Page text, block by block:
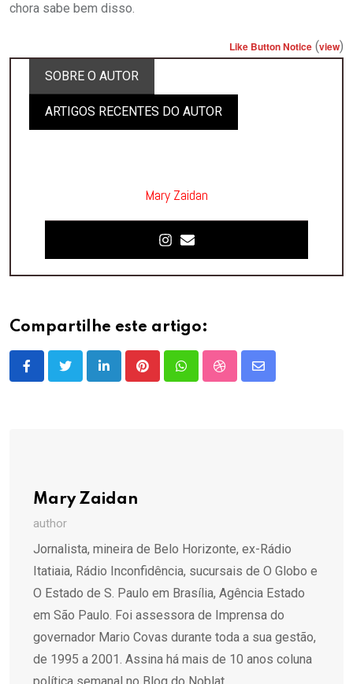
chora sabe bem disso.
Like Button Notice (view)
SOBRE O AUTOR
ARTIGOS RECENTES DO AUTOR
Mary Zaidan
Compartilhe este artigo:
LinkedInPinterestWhatsappStumbleUpon
Share
Mary Zaidan
author
Jornalista, mineira de Belo Horizonte, ex-Rádio
Itatiaia, Rádio Inconfidência, sucursais de O Globo e
O Estado de S. Paulo em Brasília, Agência Estado
em São Paulo. Foi assessora de Imprensa do
governador Mario Covas durante toda a sua gestão,
de 1995 a 2001. Assina há mais de 10 anos coluna